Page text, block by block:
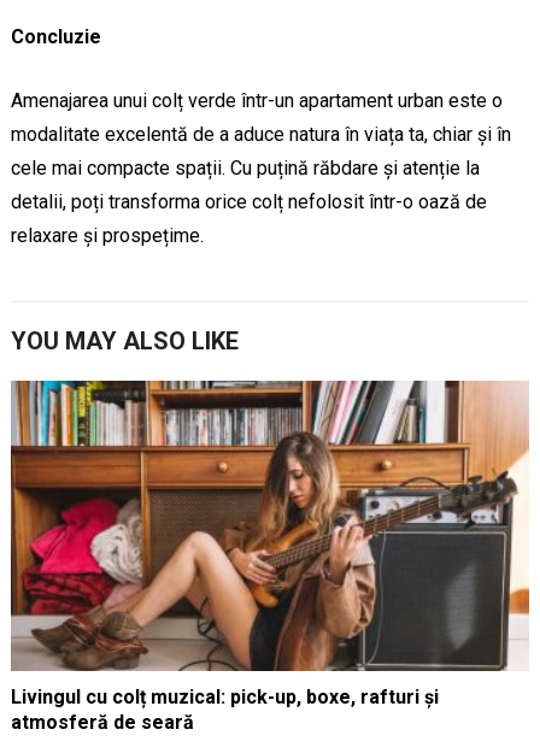
Concluzie
Amenajarea unui colț verde într-un apartament urban este o
modalitate excelentă de a aduce natura în viața ta, chiar și în
cele mai compacte spații. Cu puțină răbdare și atenție la
detalii, poți transforma orice colț nefolosit într-o oază de
relaxare și prospețime.
YOU MAY ALSO LIKE
Livingul cu colț muzical: pick-up, boxe, rafturi și
atmosferă de seară